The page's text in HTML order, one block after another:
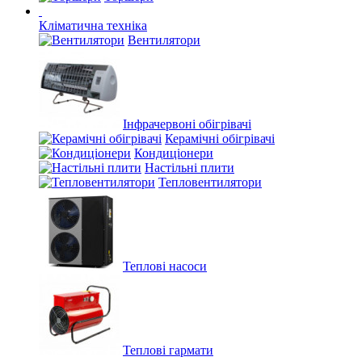
Кліматична техніка
Вентилятори
Інфрачервоні обігрівачі
Керамічні обігрівачі
Кондиціонери
Настільні плити
Тепловентилятори
Теплові насоси
Теплові гармати